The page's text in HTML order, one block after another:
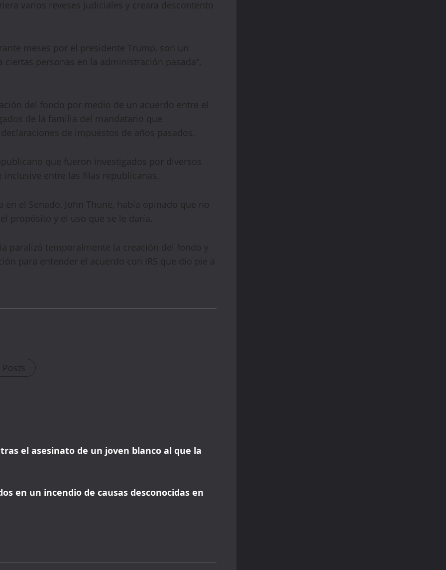
varios reveses judiciales y creara descontento
meses por el presidente Trump, son un
personas en la administración pasada”,
del fondo por medio de un acuerdo entre el
de la familia del mandatario que
de impuestos de años pasados.
que fueron investigados por diversos
entre las filas republicanas.
el Senado, John Thune, había opinado que no
propósito y el uso que se le daría.
paralizó temporalmente la creación del fondo y
para entender el acuerdo con IRS que dio pie a
el asesinato de un joven blanco al que la
en un incendio de causas desconocidas en
PROMO CODE WELCOME15 COPY
1,729 people booked today
cards. Limited availability.